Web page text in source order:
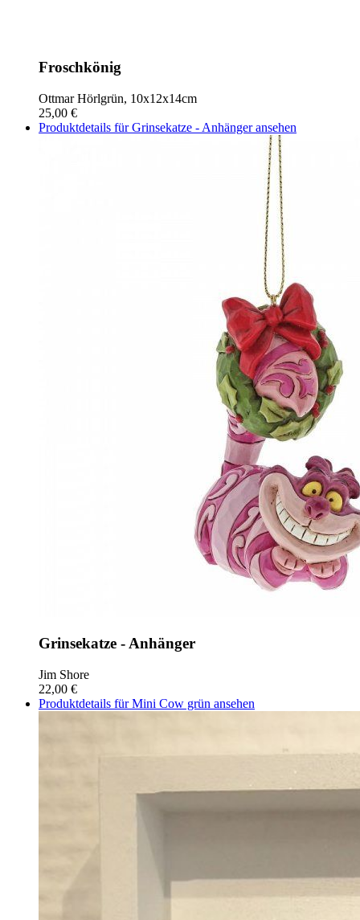
Froschkönig
Ottmar Hörlgrün, 10x12x14cm
25,00 €
Produktdetails für Grinsekatze - Anhänger ansehen
Grinsekatze - Anhänger
Jim Shore
22,00 €
Produktdetails für Mini Cow grün ansehen